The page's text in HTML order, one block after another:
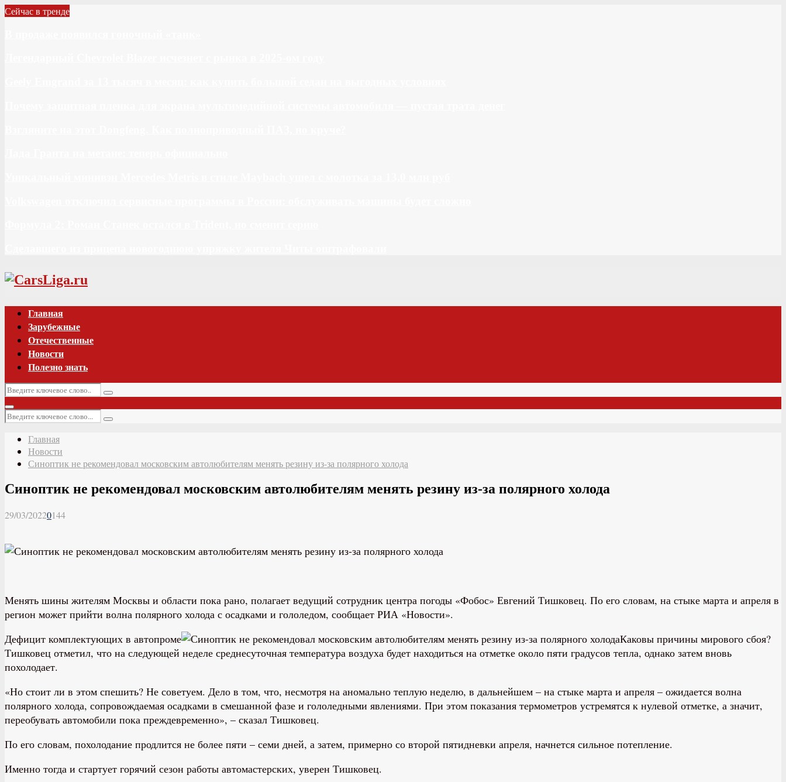
Сейчас в тренде
Vk
Главная
Зарубежные
Отечественные
Новости
Полезно знать
Искать:
Поиск
Основное
меню
Искать:
Поиск
Главная
Новости
Синоптик не рекомендовал московским автолюбителям менять резину из-за полярного холода
Синоптик не рекомендовал московским автолюбителям менять резину из-за полярного холода
29/03/20220144
Менять шины жителям Москвы и области пока рано, полагает ведущий сотрудник центра погоды «Фобос» Евгений Тишковец. По его словам, на стыке марта и апреля в
регион может прийти волна полярного холода с осадками и гололедом, сообщает РИА «Новости».
Дефицит комплектующих в автопроме
Каковы причины мирового сбоя?
Тишковец отметил, что на следующей неделе среднесуточная температура воздуха будет находиться на отметке около пяти градусов тепла, однако затем вновь
похолодает.
«Но стоит ли в этом спешить? Не советуем. Дело в том, что, несмотря на аномально теплую неделю, в дальнейшем – на стыке марта и апреля – ожидается волна
полярного холода, сопровождаемая осадками в смешанной фазе и гололедными явлениями. При этом показания термометров устремятся к нулевой отметке, а значит,
переобувать автомобили пока преждевременно», – сказал Тишковец.
По его словам, похолодание продлится не более пяти – семи дней, а затем, примерно со второй пятидневки апреля, начнется сильное потепление.
Именно тогда и стартует горячий сезон работы автомастерских, уверен Тишковец.